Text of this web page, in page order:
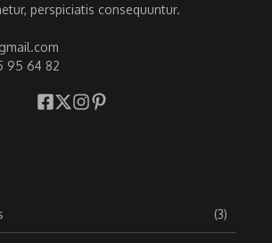
perspiciatis consequuntur.
95 64 82
(3)